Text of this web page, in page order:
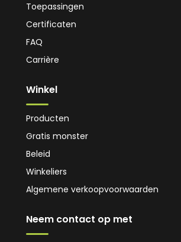
Toepassingen
Certificaten
FAQ
Carrière
Winkel
Producten
Gratis monster
Beleid
Winkeliers
Algemene verkoopvoorwaarden
Neem contact op met